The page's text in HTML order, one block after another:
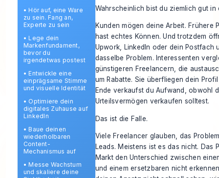
• Hör auf, eine Ware
zu sein. Fang an,
Experte zu sein
• Lege dein
Markenfundament,
bevor du
irgendetwas postest
• Entwickle eine
einprägsame Stimme
und visuelle Identität
• Optimiere dein
digitales Zuhause auf
LinkedIn
• Baue deinen
wiederholbaren
Content-
Mechanismus auf
• Messe Wachstum
und skaliere deine
Wahrscheinlich bist du ziemlich gut in
Kunden mögen deine Arbeit. Frühere
hast echtes Können. Und trotzdem
Upwork, LinkedIn oder dein Postfach
dasselbe Problem. Interessenten
günstigeren Freelancern, die
um Rabatte. Sie überfliegen dein
Ende verkaufst du Aufwand, obwohl
Urteilsvermögen verkaufen solltest.
Das ist die Falle.
Viele Freelancer glauben, das
Leads. Meistens ist es das nicht. Das
Markt den Unterschied zwischen
und einem ersetzbaren nicht